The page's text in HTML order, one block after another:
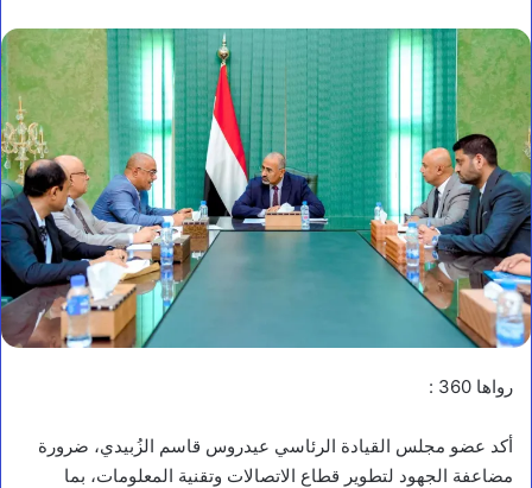
رواها 360 :
أكد عضو مجلس القيادة الرئاسي عيدروس قاسم الزُبيدي، ضرورة
مضاعفة الجهود لتطوير قطاع الاتصالات وتقنية المعلومات، بما